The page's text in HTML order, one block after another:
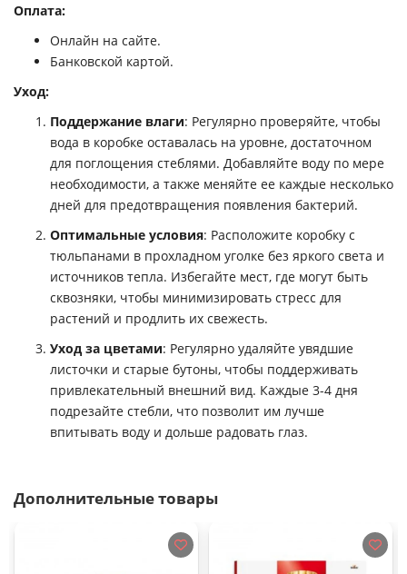
Оплата:
Онлайн на сайте.
Банковской картой.
Уход:
Поддержание влаги: Регулярно проверяйте, чтобы
вода в коробке оставалась на уровне, достаточном
для поглощения стеблями. Добавляйте воду по мере
необходимости, а также меняйте ее каждые несколько
дней для предотвращения появления бактерий.
Оптимальные условия: Расположите коробку с
тюльпанами в прохладном уголке без яркого света и
источников тепла. Избегайте мест, где могут быть
сквозняки, чтобы минимизировать стресс для
растений и продлить их свежесть.
Уход за цветами: Регулярно удаляйте увядшие
листочки и старые бутоны, чтобы поддерживать
привлекательный внешний вид. Каждые 3-4 дня
подрезайте стебли, что позволит им лучше
впитывать воду и дольше радовать глаз.
Дополнительные товары